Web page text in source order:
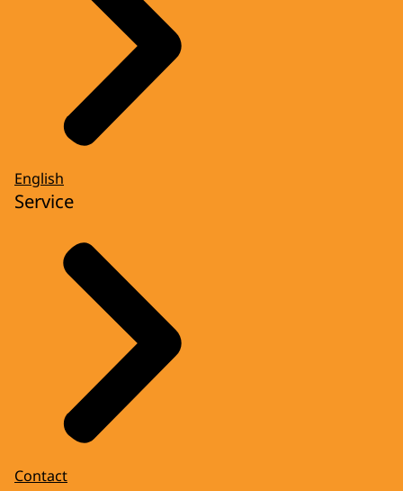
English
Service
Contact